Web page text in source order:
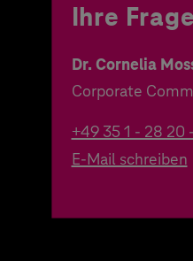
Ihre
Dr. Cornelia
Corporate
+49 35 1 - 28 20
E-Mail schreiben